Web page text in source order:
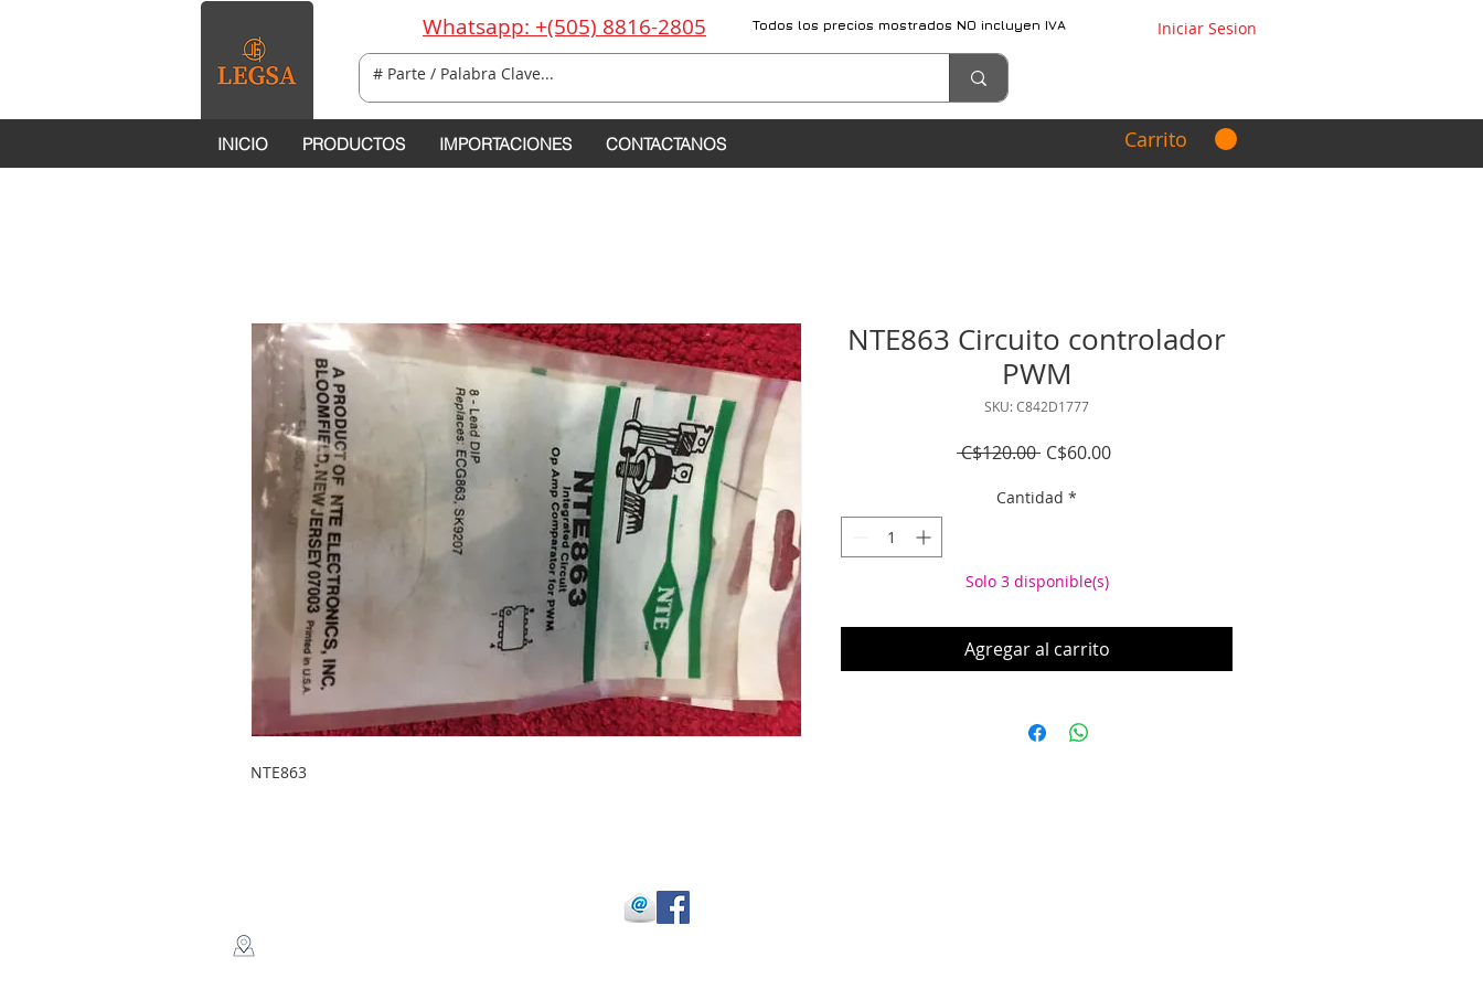
Whatsapp: +(505) 8816-2805 Todos los precios mostrados NO incluyen IVA Iniciar Sesion
INICIO PRODUCTOS IMPORTACIONES CONTACTANOS Carrito
NTE863
NTE863 Circuito controlador
PWM
SKU: C842D1777
C$120.00 Precio
C$60.00Precio
Cantidad *
Solo 3 disponible(s)
Agregar al carrito